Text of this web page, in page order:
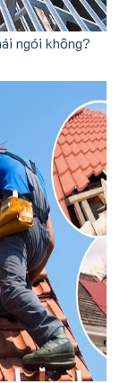
ngói không?